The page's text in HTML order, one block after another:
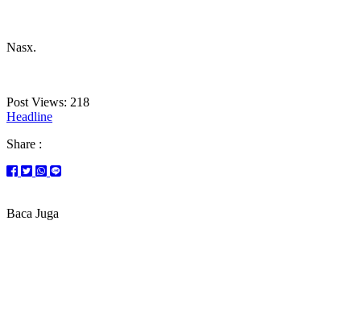
Nasx.
Post Views: 218
Headline
Share :
Baca Juga